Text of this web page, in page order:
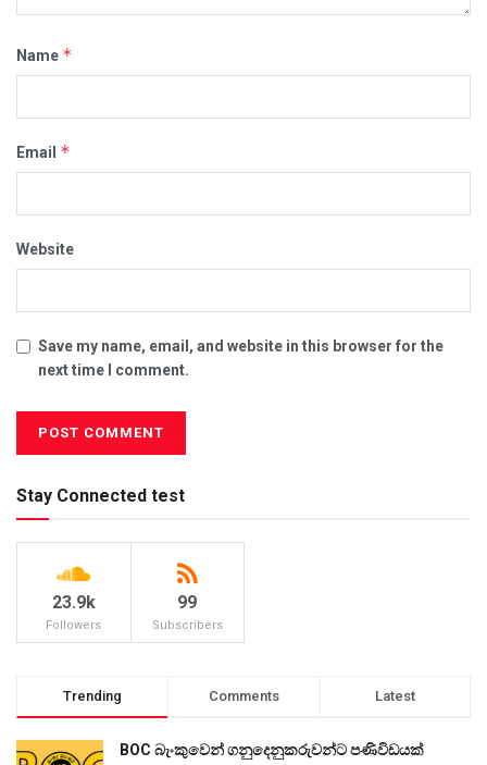
Name *
Email *
Website
Save my name, email, and website in this browser for the
next time I comment.
Stay Connected test
23.9k
Followers
99
Subscribers
Trending Comments Latest
BOC බැංකුවෙන් ගනුදෙනුකරුවන්ට පණිවිඩයක්